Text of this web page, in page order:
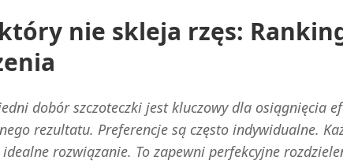
nie skleja rzęs:
dobór szczoteczki jest kluczowy dla osiągnięcia
rezultatu. Preferencje są często indywidualne.
idealne rozwiązanie. To zapewni perfekcyjne